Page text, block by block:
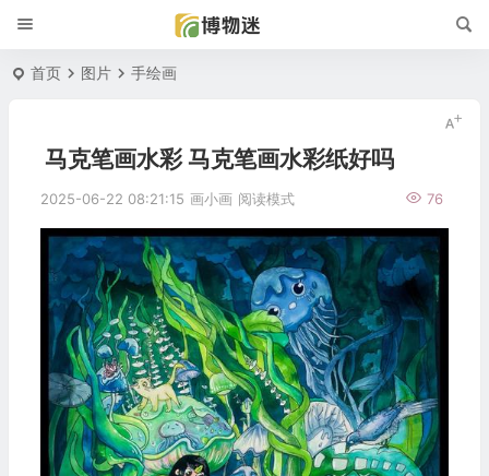
首页 图片 手绘画
马克笔画水彩 马克笔画水彩纸好吗
2025-06-22 08:21:15 画小画 76
阅读模式